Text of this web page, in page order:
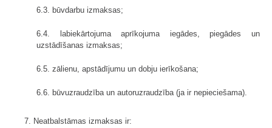
6.3. būvdarbu izmaksas;
6.4. labiekārtojuma aprīkojuma iegādes, piegādes un
uzstādīšanas izmaksas;
6.5. zālienu, apstādījumu un dobju ierīkošana;
6.6. būvuzraudzība un autoruzraudzība (ja ir nepieciešama).
7. Neatbalstāmas izmaksas ir: